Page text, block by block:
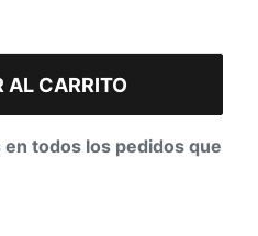
AL CARRITO
todos los pedidos que